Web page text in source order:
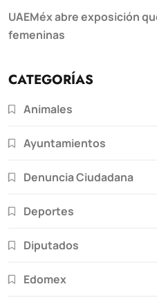
UAEMéx abre exposición
femeninas
CATEGORÍAS
Animales
Ayuntamientos
Denuncia Ciudadana
Deportes
Diputados
Edomex